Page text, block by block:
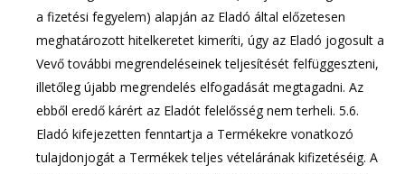
a fizetési fegyelem) alapján az Eladó által előzetesen
meghatározott hitelkeretet kimeríti, úgy az Eladó jogosult a
Vevő további megrendeléseinek teljesítését felfüggeszteni,
illetőleg újabb megrendelés elfogadását megtagadni. Az
ebből eredő kárért az Eladót felelősség nem terheli. 5.6.
Eladó kifejezetten fenntartja a Termékekre vonatkozó
tulajdonjogát a Termékek teljes vételárának kifizetéséig. A